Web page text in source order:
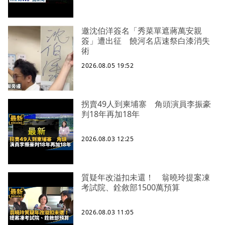
邀沈伯洋簽名「秀菜單遮蔣萬安親
簽」遭出征 饒河名店速祭白漆消失
術
2026.08.05 19:52
拐賣49人到柬埔寨 角頭演員李振豪
判18年再加18年
2026.08.03 12:25
質疑年改溢扣未還！ 翁曉玲提案凍
考試院、銓敘部1500萬預算
2026.08.03 11:05